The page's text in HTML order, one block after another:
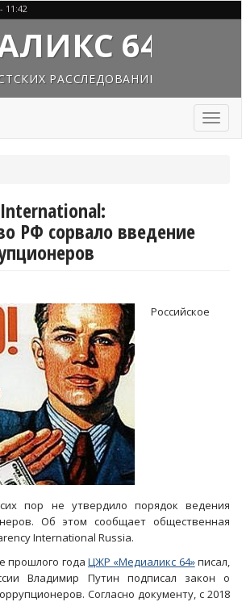
11:42
64
РАССЛЕДОВАНИЙ
Toggle
РФ сорвало введение
Российское
пор не утвердило порядок ведения
Об этом сообщает общественная
International Russia.
прошлого года ЦЖР «Медиаликс 64»писал,
Владимир Путин подписал закон о
Согласно документу, с 2018